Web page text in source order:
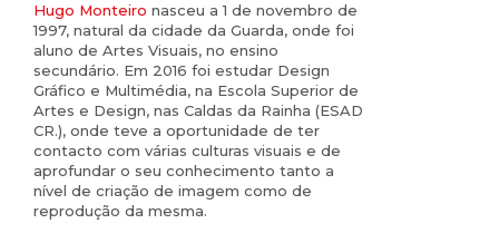
Hugo Monteiro nasceu a 1 de novembro de
1997, natural da cidade da Guarda, onde foi
aluno de Artes Visuais, no ensino
secundário. Em 2016 foi estudar Design
Gráfico e Multimédia, na Escola Superior de
Artes e Design, nas Caldas da Rainha (ESAD
CR.), onde teve a oportunidade de ter
contacto com várias culturas visuais e de
aprofundar o seu conhecimento tanto a
nível de criação de imagem como de
reprodução da mesma.